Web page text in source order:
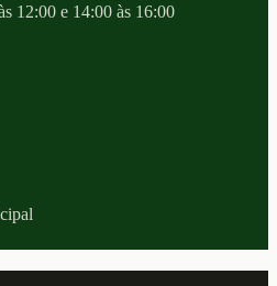
12:00 e 14:00 às 16:00